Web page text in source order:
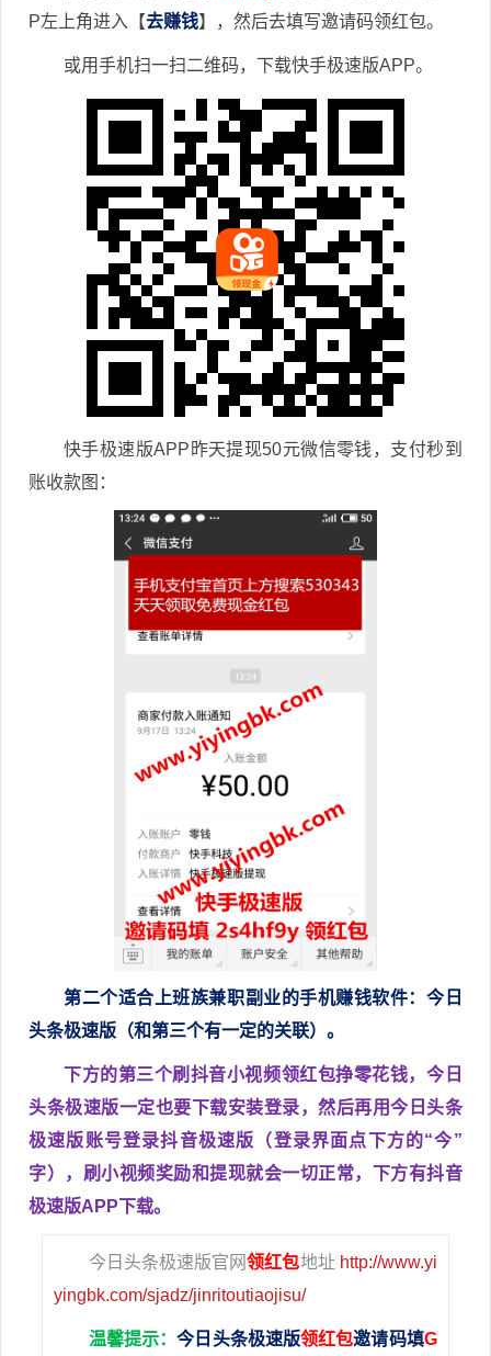
P左上角进入【去赚钱】，然后去填写邀请码领红包。
或用手机扫一扫二维码，下载快手极速版APP。
快手极速版APP昨天提现50元微信零钱，支付秒到
账收款图：
第二个适合 上班族兼职副业的手机赚钱软件：今日
头条极速版（和第三个有一定的关联）。
下方的第三个刷抖音小视频领红包挣零花钱，今日
头条极速版一定也要下载安装登录，然后再用今日头条
极速版账号登录抖音极速版（登录界面点下方的“今”
字），刷小视频奖励和提现就会一切正常，下方有抖音
极速版APP下载。
今日头条极速版官网领红包地址 http://www.yi
yingbk.com/sjadz/jinritoutiaojisu/
温馨提示：今日头条极速版领红包邀请码填G